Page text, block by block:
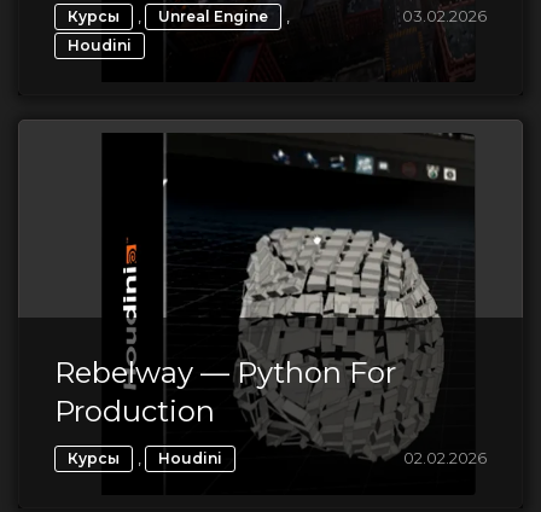
Курсы , Unreal Engine ,
Houdini
03.02.2026
Rebelway — Python For
Production
Курсы , Houdini 02.02.2026